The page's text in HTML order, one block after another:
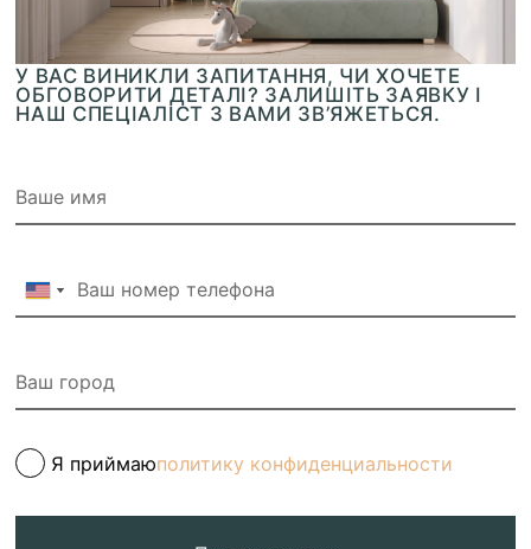
У ВАС ВИНИКЛИ ЗАПИТАННЯ, ЧИ ХОЧЕТЕ
ОБГОВОРИТИ ДЕТАЛІ? ЗАЛИШІТЬ ЗАЯВКУ І
НАШ СПЕЦІАЛІСТ З ВАМИ ЗВ’ЯЖЕТЬСЯ.
Я приймаюполитику конфиденциальности